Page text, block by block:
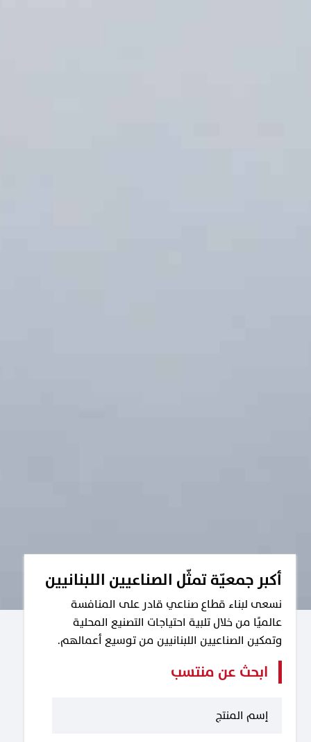
أكبر جمعيّة تمثّل الصناعيين اللبنانيين
نسعى لبناء قطاع صناعي قادر على المنافسة
عالميًا من خلال تلبية احتياجات التصنيع المحلية
وتمكين الصناعيين اللبنانيين من توسيع أعمالهم.
ابحث عن منتسب